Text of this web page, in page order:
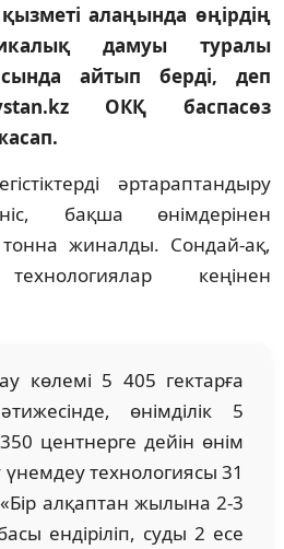
алаңында өңірдің
дамуы туралы
айтып берді, деп
ОКҚ баспасөз
әртараптандыру
бақша өнімдерінен
жиналды. Сондай-ақ,
кеңінен
көлемі 5 405 гектарға
өнімділік 5
центнерге дейін өнім
технологиясы 31
алқаптан жылына 2-3
ендіріліп, суды 2 есе